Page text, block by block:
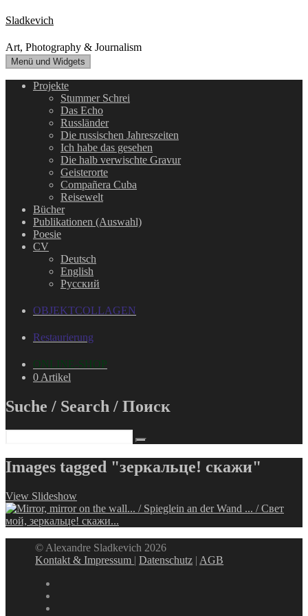
Zum
Inhalt
springen
Sladkevich
Art, Photography & Journalism
Menü und Widgets
Projekte
Stummer Schrei
Das Echo
Russländer
Die russischen Jahreszeiten
Ich habe das gesehen
Die halb verwischte Gravur
Geisterorte
Compañera Cuba
Reisewelt
Bücher
Publikationen (Auswahl)
Poesie
CV
Deutsch
English
Русский
OBJEKTCOLLAGEN
Restaurierung
ONLINE-SHOP
0 Artikel
Suche / Search / Поиск
Images tagged "зеркальце! скажи"
View Slideshow
© Alexandre Sladkevich 2026
Kontakt & Impressum |Datenschutz | AGB